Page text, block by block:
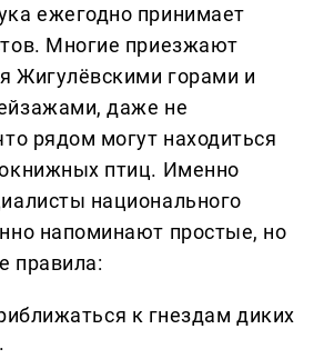
ежегодно принимает
Многие приезжают
Жигулёвскими горами и
даже не
рядом могут находиться
птиц. Именно
национального
напоминают простые, но
правила:
к гнездам диких